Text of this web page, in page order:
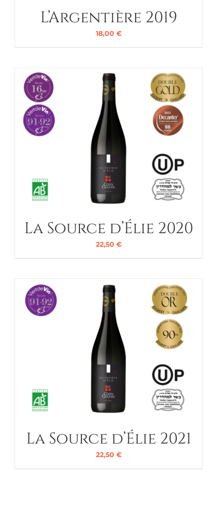
L’Argentière 2019
18,00 €
La Source d’Élie 2020
22,50 €
La Source d’Élie 2021
22,50 €